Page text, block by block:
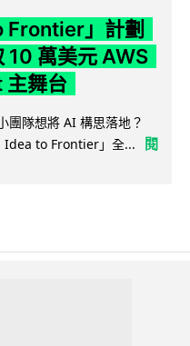
Frontier」計劃
萬美元 AWS
舞台
團隊想將 AI 構思落地？
Idea to Frontier」全...
閱